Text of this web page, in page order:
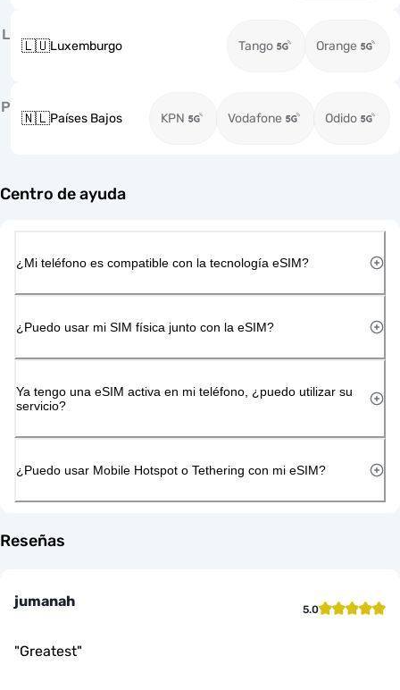
L
🇱🇺Luxemburgo Tango Orange
P
🇳🇱Países Bajos KPN Vodafone Odido
Centro de ayuda
¿Mi teléfono es compatible con la tecnología eSIM?
¿Puedo usar mi SIM física junto con la eSIM?
Ya tengo una eSIM activa en mi teléfono, ¿puedo utilizar su
servicio?
¿Puedo usar Mobile Hotspot o Tethering con mi eSIM?
Reseñas
jumanah 5.0
"Greatest"